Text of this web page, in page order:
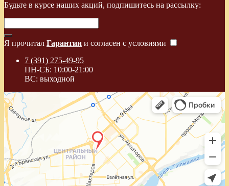
Будьте в курсе наших акций, подпишитесь на рассылку:
Я прочитал Гарантии и согласен с условиями
7 (391) 275-49-95
ПН-СБ: 10:00-21:00
ВС: выходной